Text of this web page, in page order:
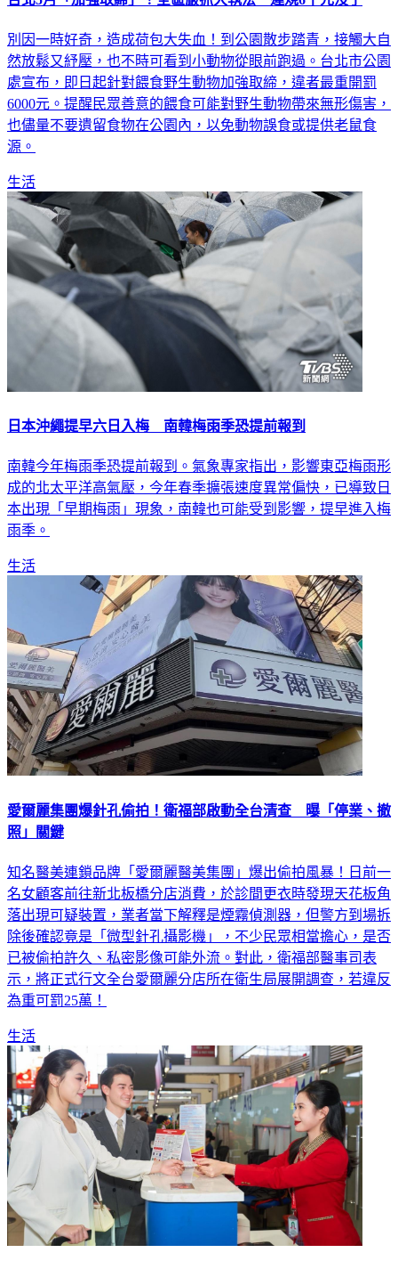
別因一時好奇，造成荷包大失血！到公園散步踏青，接觸大自
然放鬆又紓壓，也不時可看到小動物從眼前跑過。台北市公園
處宣布，即日起針對餵食野生動物加強取締，違者最重開罰
6000元。提醒民眾善意的餵食可能對野生動物帶來無形傷害，
也儘量不要遺留食物在公園內，以免動物誤食或提供老鼠食
生活
南韓今年梅雨季恐提前報到。氣象專家指出，影響東亞梅雨形
成的北太平洋高氣壓，今年春季擴張速度異常偏快，已導致日
本出現「早期梅雨」現象，南韓也可能受到影響，提早進入梅
愛爾麗集團爆針孔偷拍！衛福部啟動全台清查 曝「停業、撤
知名醫美連鎖品牌「愛爾麗醫美集團」爆出偷拍風暴！日前一
名女顧客前往新北板橋分店消費，於診間更衣時發現天花板角
落出現可疑裝置，業者當下解釋是煙霧偵測器，但警方到場拆
除後確認竟是「微型針孔攝影機」，不少民眾相當擔心，是否
已被偷拍許久、私密影像可能外流。對此，衛福部醫事司表
示，將正式行文全台愛爾麗分店所在衛生局展開調查，若違反
生活